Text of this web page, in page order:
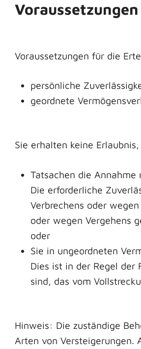
Voraussetzungen
Voraussetzungen für die
persönliche
geordnete
Sie erhalten keine
Tatsachen die
Die erforderliche
Verbrechens oder
oder wegen Vergehens
oder
Sie in ungeordneten
Dies ist in der Regel der
sind, das vom
Hinweis: Die zuständige
Arten von Versteigerungen.